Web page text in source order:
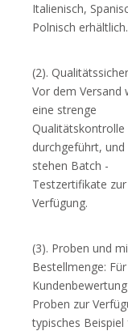
Italienisch,
Polnisch
(2).
Vor dem Versand
eine strenge
Qualitätskontrolle
durchgeführt, und
stehen Batch -
Testzertifikate zur
Verfügung.
(3). Proben und
Bestellmenge:
Proben zur
typisches Beispiel